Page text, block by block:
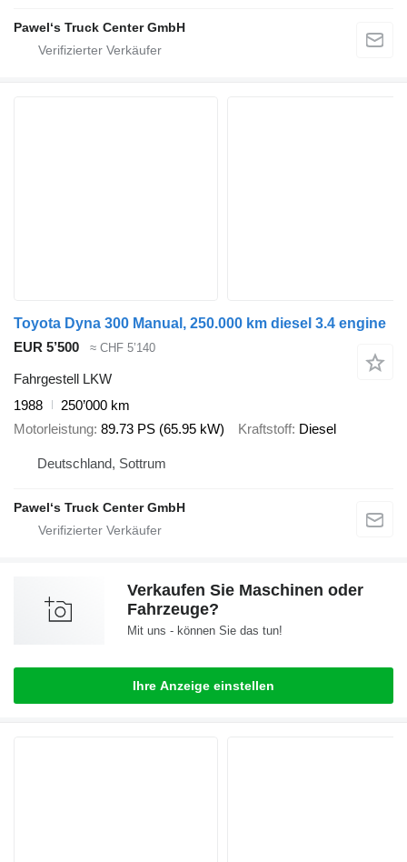
Pawel‘s Truck Center GmbH
Toyota Dyna 300 Manual, 250.000 km diesel 3.4 engine
EUR 5’500
≈ CHF 5’140
Fahrgestell LKW
1988
250’000 km
Motorleistung 89.73 PS (65.95 kW) Kraftstoff Diesel
Deutschland, Sottrum
Pawel‘s Truck Center GmbH
Verkaufen Sie Maschinen oder
Fahrzeuge?
Mit uns - können Sie das tun!
Ihre Anzeige einstellen